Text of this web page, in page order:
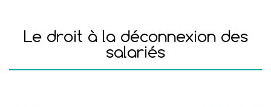
Le droit à la déconnexion des
salariés